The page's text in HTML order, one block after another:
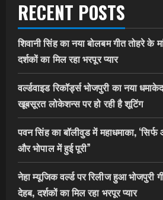
RECENT POSTS
शिवानी सिंह का नया बोलबम गीत तोहरे के
दर्शकों का मिल रहा भरपूर प्यार
वर्ल्डवाइड रिकॉर्ड्स भोजपुरी का नया
खूबसूरत लोकेशन्स पर हो रही है शूटिंग
पवन सिंह का बॉलीवुड में महाधमाका,
और भोपाल में हुई पूरी”
नेहा म्यूजिक वर्ल्ड पर रिलीज हुआ भोजपुरी
देहब, दर्शकों का मिल रहा भरपूर प्यार